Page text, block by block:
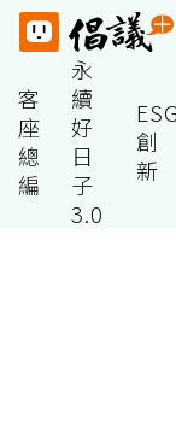
客
座
總
編
永
續
好
日
子
3.0
ESG
創
新